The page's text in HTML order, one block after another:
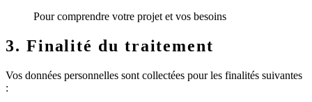
Pour comprendre votre projet et vos besoins
3. Finalité du traitement
Vos données personnelles sont collectées pour les finalités suivantes
: